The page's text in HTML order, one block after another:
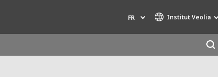
FR Institut Veolia